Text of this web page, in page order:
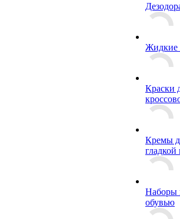
Жидкие
Краски
Кремы
гладкой
Наборы
обувью